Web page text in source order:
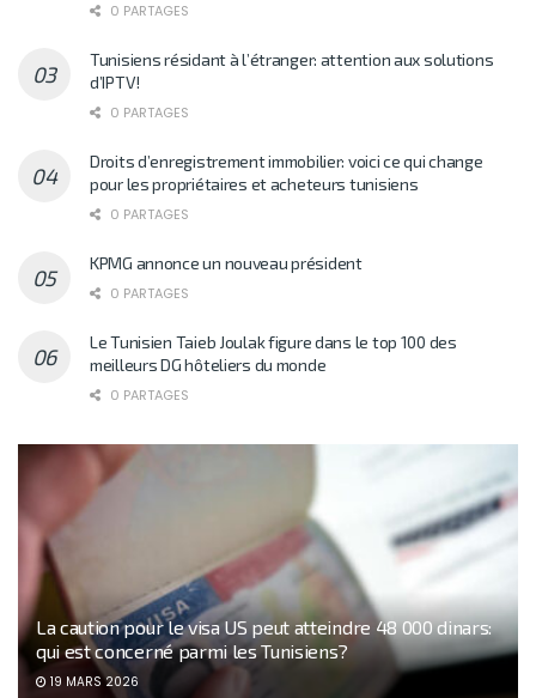
0 PARTAGES
Tunisiens résidant à l’étranger: attention aux solutions
d’IPTV!
0 PARTAGES
Droits d’enregistrement immobilier: voici ce qui change
pour les propriétaires et acheteurs tunisiens
0 PARTAGES
KPMG annonce un nouveau président
0 PARTAGES
Le Tunisien Taieb Joulak figure dans le top 100 des
meilleurs DG hôteliers du monde
0 PARTAGES
La caution pour le visa US peut atteindre 48 000 dinars:
qui est concerné parmi les Tunisiens?
19 MARS 2026